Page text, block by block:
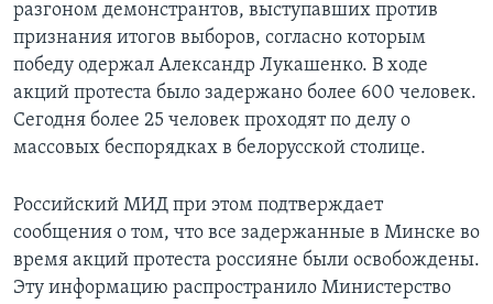
разгоном демонстрантов, выступавших против
признания итогов выборов, согласно которым
победу одержал Александр Лукашенко. В ходе
акций протеста было задержано более 600 человек.
Сегодня более 25 человек проходят по делу о
массовых беспорядках в белорусской столице.
Российский МИД при этом подтверждает
сообщения о том, что все задержанные в Минске во
время акций протеста россияне были освобождены.
Эту информацию распространило Министерство